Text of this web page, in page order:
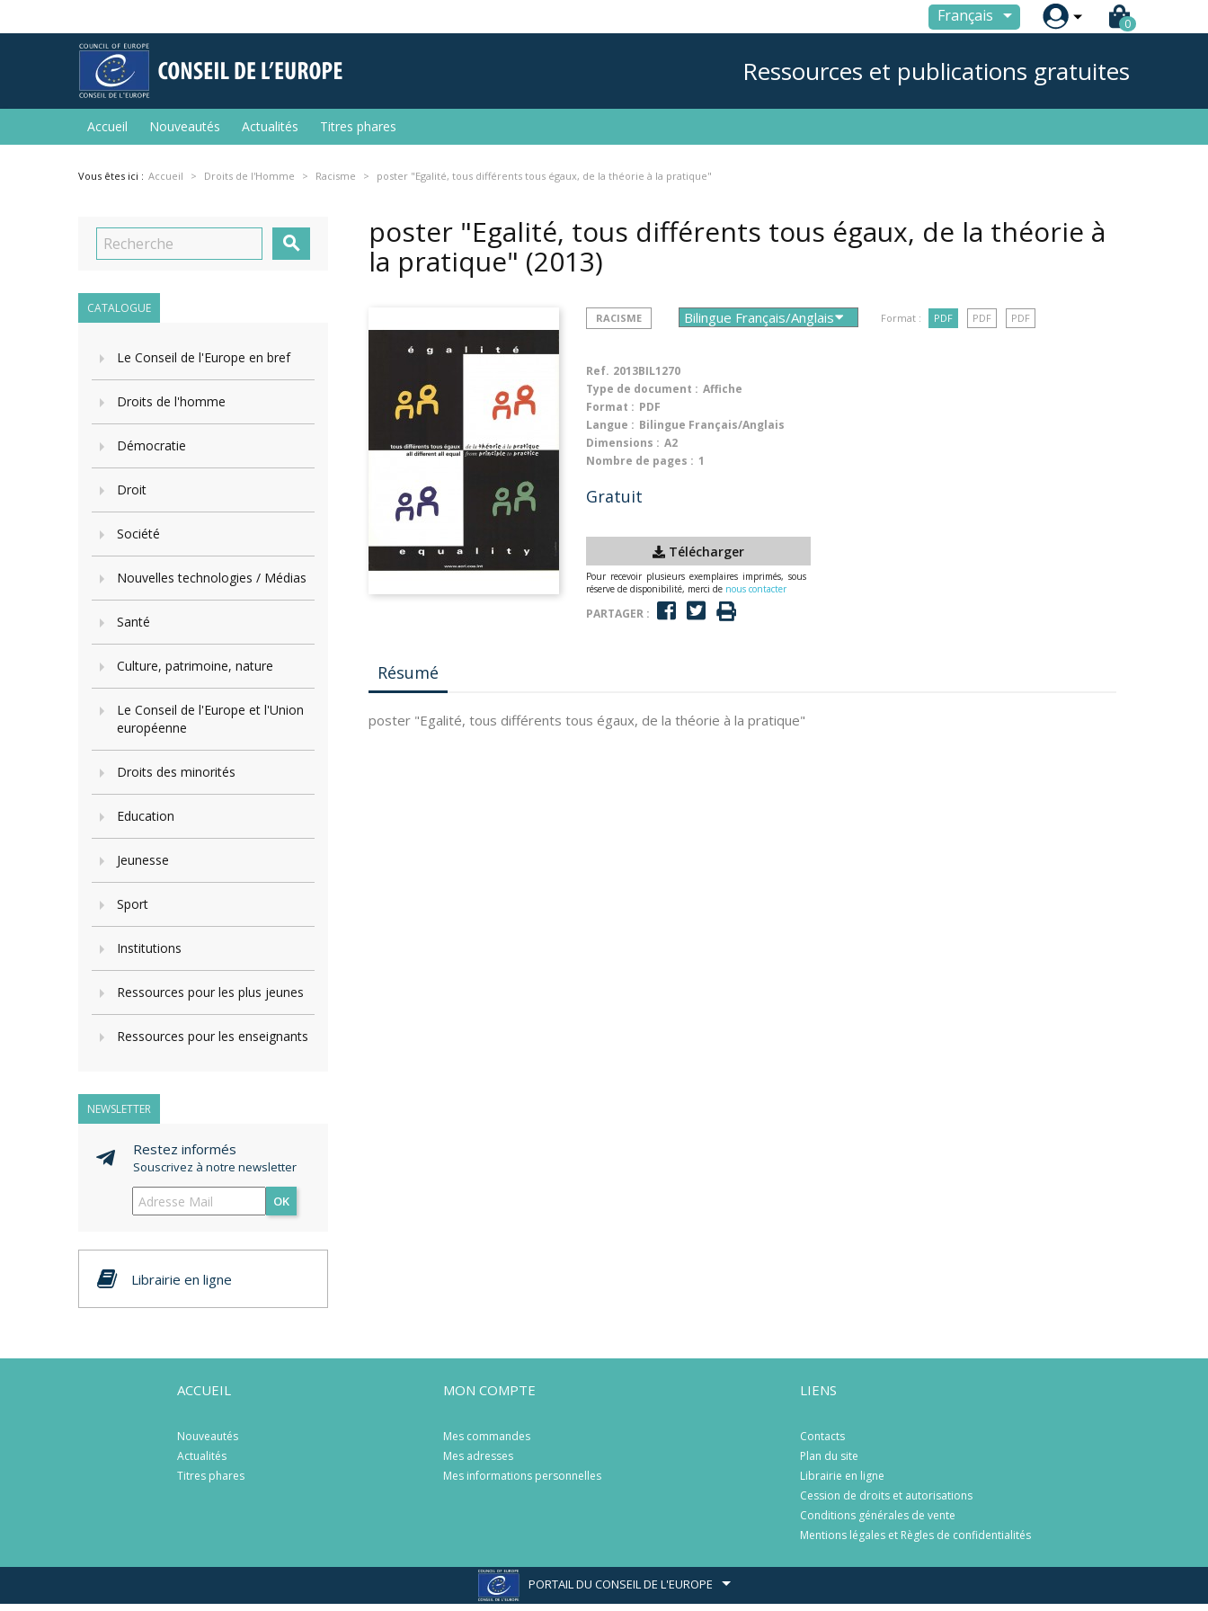
Français  0
Ressources et publications gratuites
Accueil Nouveautés Actualités Titres phares
Vous êtes ici : Accueil Droits de l'Homme Racisme poster "Egalité, tous différents tous égaux, de la théorie à la pratique"

CATALOGUE
Le Conseil de l'Europe en bref
Droits de l'homme
Démocratie
Droit
Société
Nouvelles technologies / Médias
Santé
Culture, patrimoine, nature
Le Conseil de l'Europe et l'Union
européenne
Droits des minorités
Education
Jeunesse
Sport
Institutions
Ressources pour les plus jeunes
Ressources pour les enseignants
NEWSLETTER
Restez informés
Souscrivez à notre newsletter
OK
Librairie en ligne
poster "Egalité, tous différents tous égaux, de la théorie à
la pratique" (2013)
RACISME Format : PDF PDF PDF
Ref. 2013BIL1270
Type de document : Affiche
Format : PDF
Langue : Bilingue Français/Anglais
Dimensions : A2
Nombre de pages : 1
Gratuit
Télécharger
Pour recevoir plusieurs exemplaires imprimés, sous
réserve de disponibilité, merci de nous contacter
PARTAGER :
Résumé
poster "Egalité, tous différents tous égaux, de la théorie à la pratique"
ACCUEIL
Nouveautés
Actualités
Titres phares
MON COMPTE
Mes commandes
Mes adresses
Mes informations personnelles
LIENS
Contacts
Plan du site
Librairie en ligne
Cession de droits et autorisations
Conditions générales de vente
Mentions légales et Règles de confidentialités
PORTAIL DU CONSEIL DE L'EUROPE